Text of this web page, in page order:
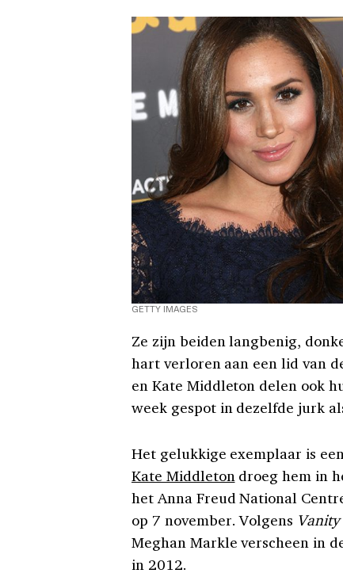
GETTY IMAGES
Ze zijn beiden langbenig,
hart verloren aan een lid van
en Kate Middleton delen ook
week gespot in dezelfde jurk
Het gelukkige exemplaar is
Kate Middletondroeg hem in
het Anna Freud National
op 7 november. Volgens Vanity
Meghan Markle verscheen in
in 2012.